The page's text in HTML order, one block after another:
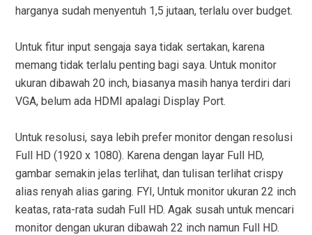
harganya sudah menyentuh 1,5 jutaan, terlalu over budget.
Untuk fitur input sengaja saya tidak sertakan, karena
memang tidak terlalu penting bagi saya. Untuk monitor
ukuran dibawah 20 inch, biasanya masih hanya terdiri dari
VGA, belum ada HDMI apalagi Display Port.
Untuk resolusi, saya lebih prefer monitor dengan resolusi
Full HD (1920 x 1080). Karena dengan layar Full HD,
gambar semakin jelas terlihat, dan tulisan terlihat crispy
alias renyah alias garing. FYI, Untuk monitor ukuran 22 inch
keatas, rata-rata sudah Full HD. Agak susah untuk mencari
monitor dengan ukuran dibawah 22 inch namun Full HD.